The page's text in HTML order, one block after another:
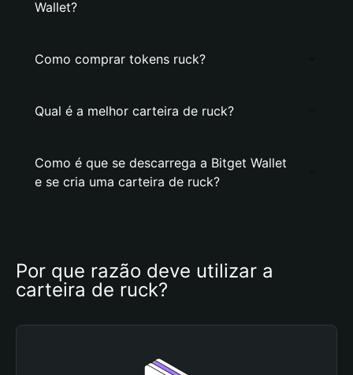
Wallet?
Como comprar tokens ruck?
Qual é a melhor carteira de ruck?
Como é que se descarrega a Bitget Wallet
e se cria uma carteira de ruck?
Por que razão deve utilizar a
carteira de ruck?